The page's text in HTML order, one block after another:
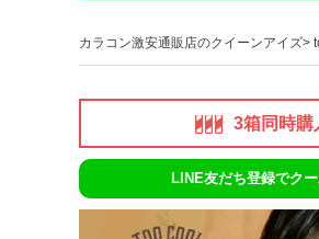
カラコン激安通販店のクイーンアイズ
3箱同時購
LINE友だち登録でク